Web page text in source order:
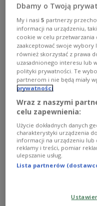
Festiwal Dwa Teatry
Teatr Polskiego Radia
"Mrówki".
dramatu Marii
w adaptacji i
"Mrówki" to jeden z
Dbamy o Twoją
My i nasi5 partnerzy
informacji na urządzeniu,
cookie w celu przetwarzania
zaakceptować swoje wybory
również skorzystać z prawa
uzasadnionego interesu lub
polityki prywatności. Te
partnerom i nie będą miały
prywatności
Wraz z naszymi
celu zapewnienia:
Użycie dokładnych danych
charakterystyki urządzenia
informacji na urządzeniu lub
reklamy i treści, pomiar
ulepszanie usług.
Lista partnerów